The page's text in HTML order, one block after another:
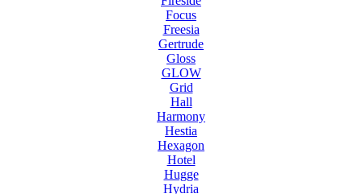
Focus
Freesia
Gertrude
Gloss
GLOW
Grid
Hall
Harmony
Hestia
Hexagon
Hotel
Hugge
Hydria